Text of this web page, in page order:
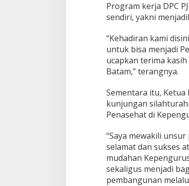
k
o
t
r
i
b
u
i
P
o
s
t
i
f
d
a
l
Program kerja DPC
sendiri, yakni
“Kehadiran kami
untuk bisa menjadi
ucapkan terima
Batam,” terangnya.
Sementara itu,
kunjungan
Penasehat di
“Saya mewakili
selamat dan sukses
mudahan
sekaligus menjadi
pembangunan